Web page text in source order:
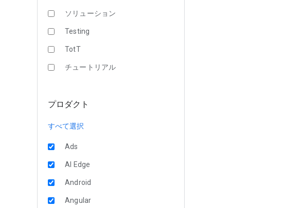
ソリューション
Testing
TotT
チュートリアル
プロダクト
すべて選択
Ads
AI Edge
Android
Angular